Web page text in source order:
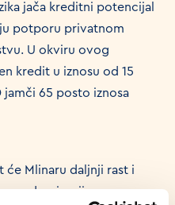
jača kreditni potencijal
potporu privatnom
U okviru ovog
kredit u iznosu od 15
jamči 65 posto iznosa
će Mlinaru daljnji rast i
modernizaciju